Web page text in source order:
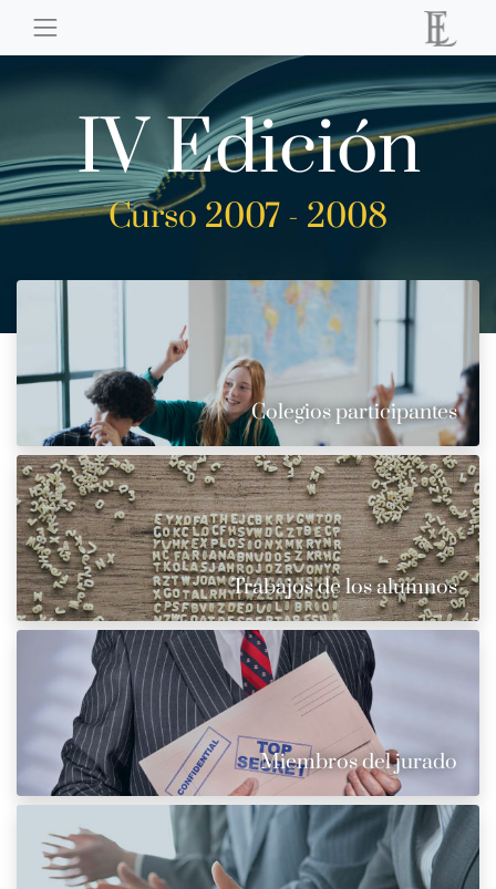
IV Edición
Curso 2007 - 2008
Colegios participantes
Trabajos de los alumnos
Miembros del jurado